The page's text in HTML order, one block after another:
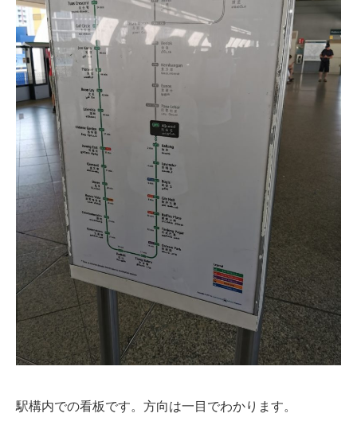
駅構内での看板です。方向は一目でわかります。